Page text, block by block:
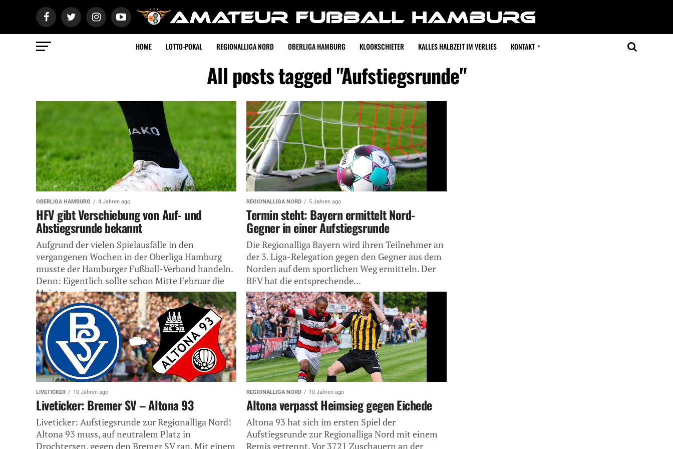
HOME LOTTO-POKAL REGIONALLIGA NORD OBERLIGA HAMBURG KLOOKSCHIETER KALLES HALBZEIT IM VERLIES KONTAKT
All posts tagged "Aufstiegsrunde"
OBERLIGA HAMBURG 4 Jahren ago
HFV gibt Verschiebung von Auf- und
Abstiegsrunde bekannt
Aufgrund der vielen Spielausfälle in den
vergangenen Wochen in der Oberliga Hamburg
musste der Hamburger Fußball-Verband handeln.
Denn: Eigentlich sollte schon Mitte Februar die
Meister- und...
REGIONALLIGA NORD 5 Jahren ago
Termin steht: Bayern ermittelt Nord-
Gegner in einer Aufstiegsrunde
Die Regionalliga Bayern wird ihren Teilnehmer an
der 3. Liga-Relegation gegen den Gegner aus dem
Norden auf dem sportlichen Weg ermitteln. Der
BFV hat die entsprechende...
LIVETICKER 10 Jahren ago
Liveticker: Bremer SV – Altona 93
Liveticker: Aufstiegsrunde zur Regionalliga Nord!
Altona 93 muss, auf neutralem Platz in
Drochtersen, gegen den Bremer SV ran. Mit einem
REGIONALLIGA NORD 10 Jahren ago
Altona verpasst Heimsieg gegen Eichede
Altona 93 hat sich im ersten Spiel der
Aufstiegsrunde zur Regionalliga Nord mit einem
Remis getrennt. Vor 3721 Zuschauern an der